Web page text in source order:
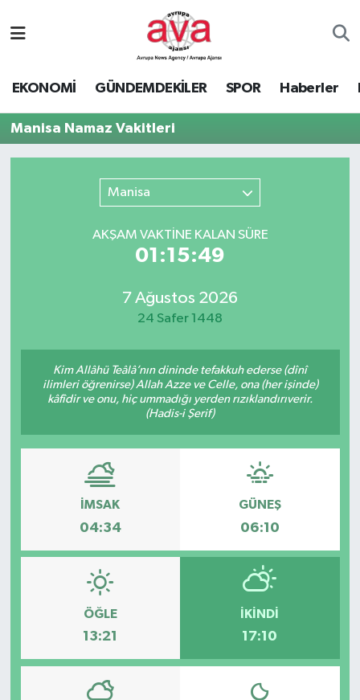
EKONOMİ GÜNDEMDEKİLER SPOR Haberler
Manisa Namaz Vakitleri
Manisa
AKŞAM VAKTİNE KALAN SÜRE
01:15:49
7 Ağustos 2026
24 Safer 1448
Kim Allâhü Teâlâ’nın dininde tefakkuh ederse (dînî
ilimleri öğrenirse) Allah Azze ve Celle, ona (her işinde)
kâfîdir ve onu, hiç ummadığı yerden rızıklandırıverir.
(Hadis-i Şerif)
İMSAK
04:34
GÜNEŞ
06:10
ÖĞLE
13:21
İKINDI
17:10
Nöbetçi Eczaneler
Namaz Vakitleri
Trafik Durumu
Süper Lig Puan Durumu ve Fikstür
Tüm Manşetler
Son Dakika Haberleri
Haber Arşivi